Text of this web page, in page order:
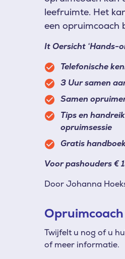
leefruimte. Het
een opruimcoach
It Oersicht ‘Hands-
Telefonische
3 Uur samen
Samen
Tips en
opruimsessie
Gratis
Voor pashouders €
Door Johanna
Twijfelt u nog of u
of meer informatie.